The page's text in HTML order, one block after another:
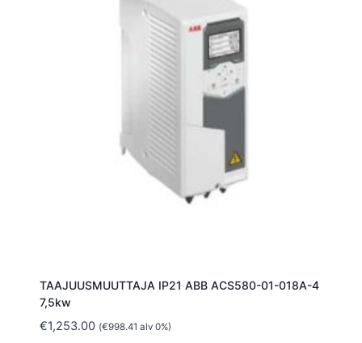
TAAJUUSMUUTTAJA IP21 ABB ACS580-01-018A-4
7,5kw
€1,253.00 (€998.41 alv 0%)